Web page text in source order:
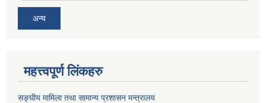
अन्य
महत्त्वपूर्ण लिंकहरु
सङ्घीय मामिला तथा सामान्य प्रशासन मन्त्रालय